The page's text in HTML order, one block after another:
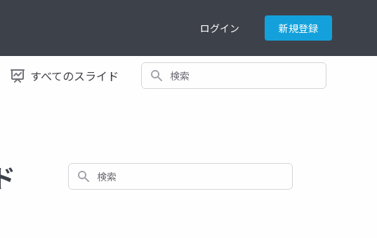
ログイン 新規登録
すべてのスライド 検索
検索